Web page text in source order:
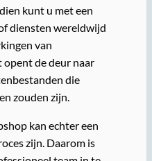
kunt u met een
diensten wereldwijd
van
opent de deur naar
die
zouden zijn.
kan echter een
zijn. Daarom is